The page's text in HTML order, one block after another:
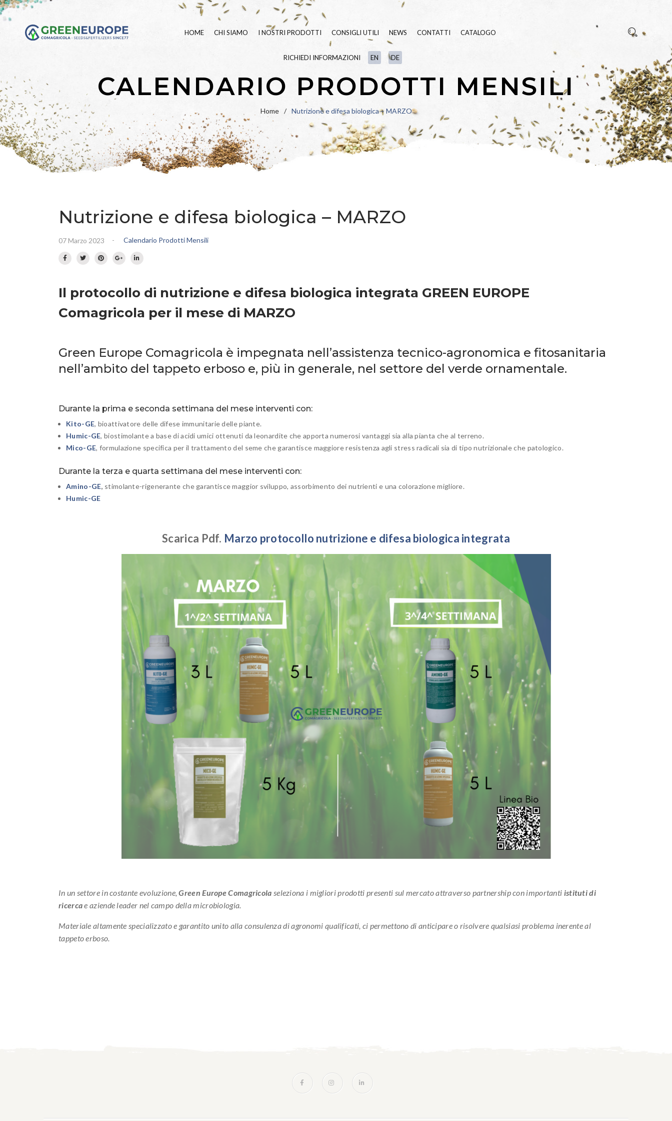
HOME CHI SIAMO I NOSTRI PRODOTTI
SEMENTI TAPPETO ERBOSO
BLUE
GREEN
FERTILIZZANTI
UMETTANTI E SURFATTANTI
PRATO FIORITO
PAESAGGIO
IDROSEMINA
CONSIGLI UTILI NEWS CONTATTI CATALOGO
RICHIEDI INFORMAZIONI EN DE
CALENDARIO PRODOTTI MENSILI
Home / Nutrizione e difesa biologica – MARZO
Nutrizione e difesa biologica – MARZO
07 Marzo 2023 - Calendario Prodotti Mensili
Il protocollo di nutrizione e difesa biologica integrata GREEN EUROPE
Comagricola per il mese di MARZO
Green Europe Comagricola è impegnata nell’assistenza tecnico-agronomica e fitosanitaria
nell’ambito del tappeto erboso e, più in generale, nel settore del verde ornamentale.
Durante la prima e seconda settimana del mese interventi con:
Kito-GE, bioattivatore delle difese immunitarie delle piante.
Humic-GE, biostimolante a base di acidi umici ottenuti da leonardite che apporta numerosi vantaggi sia alla pianta che al terreno.
Mico-GE, formulazione specifica per il trattamento del seme che garantisce maggiore resistenza agli stress radicali sia di tipo nutrizionale che patologico.
Durante la terza e quarta settimana del mese interventi con:
Amino-GE, stimolante-rigenerante che garantisce maggior sviluppo, assorbimento dei nutrienti e una colorazione migliore.
Humic-GE
Scarica Pdf. Marzo protocollo nutrizione e difesa biologica integrata
In un settore in costante evoluzione,Green Europe Comagricola seleziona i migliori prodotti presenti sul mercato attraverso partnership con importanti istituti di
ricercae aziende leader nel campo della microbiologia.
Materiale altamente specializzato e garantito unito alla consulenza di agronomi qualificati, ci permettono di anticipare o risolvere qualsiasi problema inerente al
tappeto erboso.